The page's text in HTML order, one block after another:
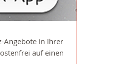
Angebote in Ihrer
auf einen